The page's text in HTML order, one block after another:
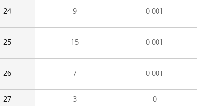
24 9 0.001
25 15 0.001
26 7 0.001
27 3 0